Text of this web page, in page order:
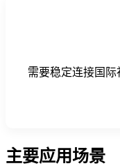
需要稳定连接国
主要应用场景